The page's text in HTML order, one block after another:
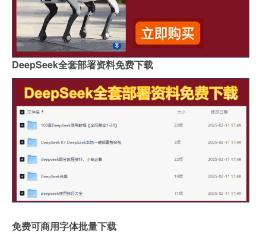
DeepSeek全套部署资料免费下载
免费可商用字体批量下载